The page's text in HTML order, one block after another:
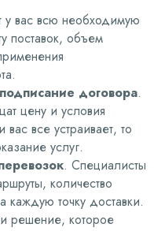
вас всю необходимую
поставок, объем
договора.
цену и условия
все устраивает, то
услуг.
. Специалисты
количество
каждую точку доставки.
решение, которое